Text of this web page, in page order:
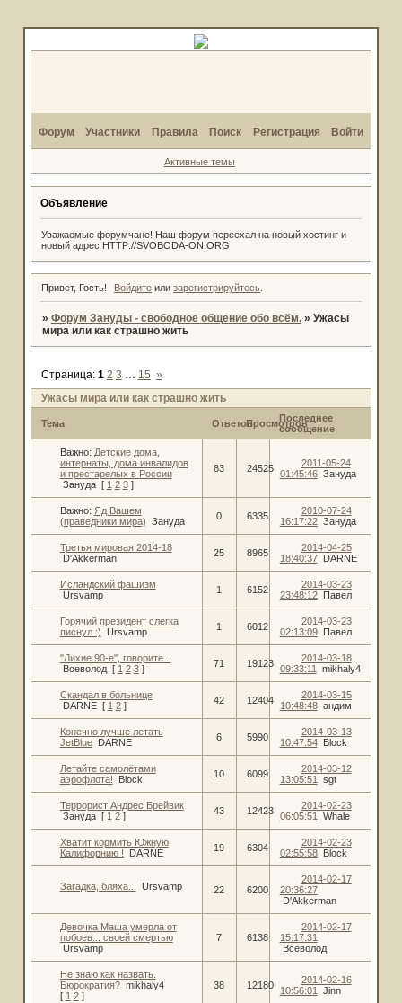
Форум Участники Правила Поиск Регистрация Войти
Активные темы
Объявление
Уважаемые форумчане! Наш форум переехал на новый хостинг и
новый адрес HTTP://SVOBODA-ON.ORG
Привет, Гость! Войдите илизарегистрируйтесь
» Форум Зануды - свободное общение обо всём. » Ужасы
мира или как страшно жить
Ужасы мира или как страшно жить
Страница: 1 2 3 15 »
Тема ОтветовПросмотровПоследнее
сообщение
Важно: Детские дома,
интернаты, дома инвалидов
и престарелых в России
Зануда [ 1 2 3 ]
83 24525
2011-05-24
01:45:46 Зануда
Важно: Яд Вашем
(праведники мира) Зануда 0 6335
2010-07-24
16:17:22 Зануда
Третья мировая 2014-18
D'Akkerman
25 8965
2014-04-25
18:40:37
DARNE
Исландский фашизм
Ursvamp
1 6152
2014-03-23
23:48:12
Павел
Горячий президент слегка
писнул :) Ursvamp 1 6012
2014-03-23
02:13:09
Павел
"Лихие 90-е", говорите...
Всеволод [ 1 2 3 ] 71 19123
2014-03-18
09:33:11
mikhaly4
Скандал в больнице
DARNE [ 1 2 ] 42 12404
2014-03-15
10:48:48 андим
Конечно лучше летать
JetBlue
DARNE 6 5990
2014-03-13
10:47:54
Block
Летайте самолётами
аэрофлота!
Block 10 6099
2014-03-12
13:05:51
sgt
Террорист Андрес Брейвик
Зануда [ 1 2 ] 43 12423
2014-02-23
06:05:51
Whale
Хватит кормить Южную
Калифорнию !
DARNE 19 6304
2014-02-23
02:55:58
Block
Загадка, бляха... Ursvamp 22 6200
2014-02-17
20:36:27
D'Akkerman
Девочка Маша умерла от
побоев... своей смертью
Ursvamp
7 6138
2014-02-17
15:17:31
Всеволод
Не знаю как назвать.
Бюрократия? mikhaly4
[ 1 2 ]
38 12180
2014-02-16
10:56:01
Jinn